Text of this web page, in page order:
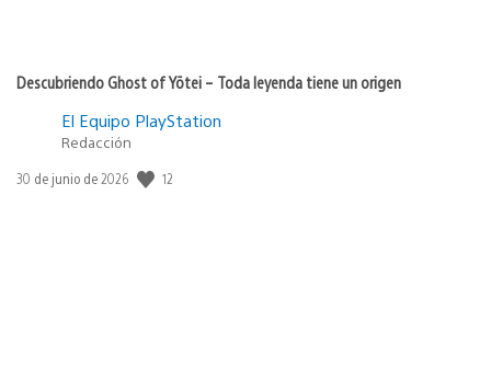
Descubriendo Ghost of Yōtei – Toda leyenda tiene un origen
El Equipo PlayStation
Redacción
Fecha
30 de junio de 2026 12